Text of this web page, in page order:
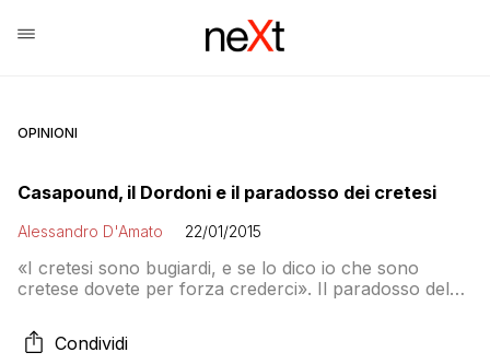
OPINIONI
Casapound, il Dordoni e il paradosso dei cretesi
Alessandro D'Amato 22/01/2015
«I cretesi sono bugiardi, e se lo dico io che sono
cretese dovete per forza crederci». Il paradosso del
spiegare quanto sta accadendo a margine della
faccenda del Dordoni. I fascisti del terzo millennio
Condividi